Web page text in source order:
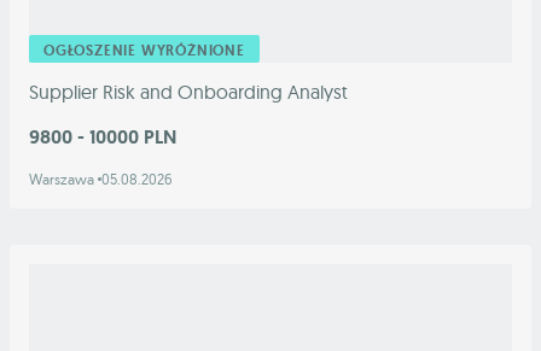
OGŁOSZENIE WYRÓŻNIONE
Supplier Risk and Onboarding Analyst
9800 - 10000 PLN
Warszawa 05.08.2026